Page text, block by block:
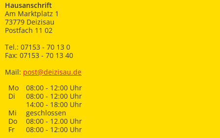
Hausanschrift
Am Marktplatz 1
73779 Deizisau
Postfach 11 02
Tel.: 07153 - 70 13 0
Fax: 07153 - 70 13 40
Mail: post@deizisau.de
Mo
08:00 - 12:00 Uhr
Di
08:00 - 12:00 Uhr
14:00 - 18:00 Uhr
Mi
geschlossen
Do
08:00 - 12.00 Uhr
Fr
08:00 - 12:00 Uhr